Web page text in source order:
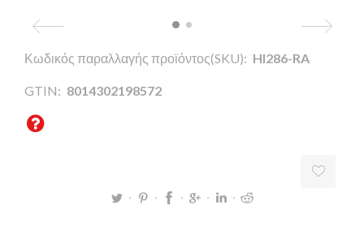
Κωδικός παραλλαγής προϊόντος(SKU): HI286-RA
GTIN: 8014302198572